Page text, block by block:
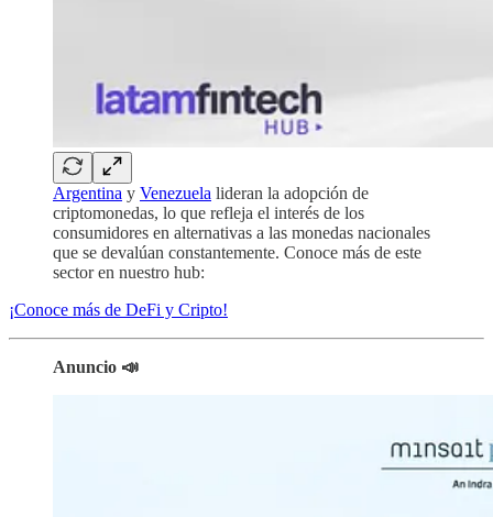
Argentina y Venezuela lideran la adopción de
criptomonedas, lo que refleja el interés de los
consumidores en alternativas a las monedas nacionales
que se devalúan constantemente. Conoce más de este
sector en nuestro hub:
¡Conoce más de DeFi y Cripto!
Anuncio 📣